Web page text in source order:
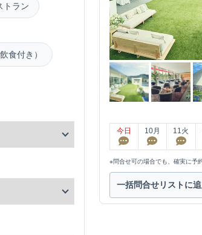
トラン
食付き）
今日 10月 11 火
※問合せ可の場合でも、確実に予
一括問合せリストに